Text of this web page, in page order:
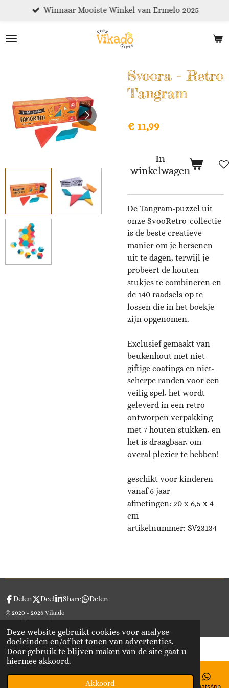
Deze website gebruikt cookies voor analyse-
doeleinden en/of het tonen van advertenties.
Door gebruik te blijven maken van de site gaat u
hiermee akkoord.
Akkoord
naar
Winnaar Mooiste Winkel van Ermelo 2025
Svoora - Retro
Tangram
€ 11,99
In
winkelwagen
De Tangram-puzzel uit
onze SvooRetro-collectie
is de beste creatieve
manier om je hersenen
uit te dagen, terwijl je
probeert de houten
stukjes te combineren en
de 140 raadsels op te
lossen die in het boekje
zijn opgenomen.
Exclusief gemaakt van
beukenhout met niet-
giftige coatings en niet-
scherpe randen voor een
veilig spel, het wordt
geleverd in een retro
ontworpen verpakking
met 7 houten stukken, en
het is draagbaar, om
overal plezier te hebben!
geschikt voor kinderen
vanaf 6 jaar
afmetingen: 20 x 6,5 x 4
cm
artikelnummer: SV23134
Delen Deel Share Delen
© 2020 - 2026 Vikado